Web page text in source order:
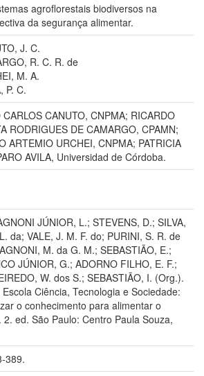
agroflorestais biodiversos na
da segurança alimentar.
J. C.
R. C. R. de
M. A.
P. C.
CARLOS CANUTO, CNPMA; RICARDO
RODRIGUES DE CAMARGO, CPAMN;
ARTEMIO URCHEI, CNPMA; PATRICIA
AVILA, Universidad de Córdoba.
JÚNIOR, L.; STEVENS, D.; SILVA,
da; VALE, J. M. F. do; PURINI, S. R. de
M. da G. M.; SEBASTIÃO, E.;
JÚNIOR, G.; ADORNO FILHO, E. F.;
W. dos S.; SEBASTIÃO, I. (Org.).
Ciência, Tecnologia e Sociedade:
o conhecimento para alimentar o
2. ed. São Paulo: Centro Paula Souza,
389.